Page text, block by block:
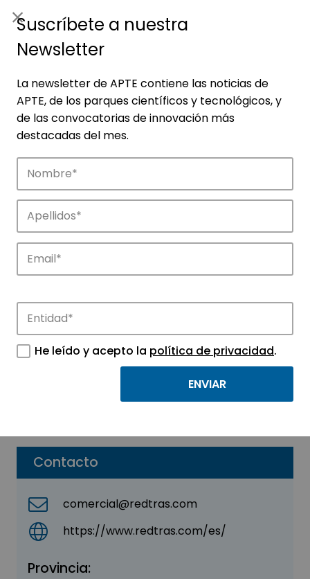
Empresas
Descubre las empresas que impulsan la
innovación en los parques de APTE.
Contacto
comercial@redtras.com
https://www.redtras.com/es/
Provincia:
SPACENETWORK SL
INGENIERIA, CONSULTORIA Y ASESORIA
Suscríbete a nuestra
Newsletter
La newsletter de APTE contiene las noticias de
APTE, de los parques científicos y tecnológicos, y
de las convocatorias de innovación más
destacadas del mes.
He leído y acepto la política de privacidad.